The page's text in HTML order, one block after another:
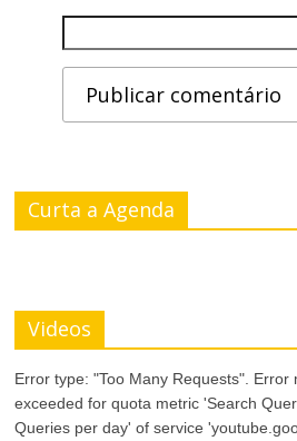
Curta a Agenda
Videos
Error type: "Too Many Requests". Error
exceeded for quota metric 'Search
Queries per day' of service